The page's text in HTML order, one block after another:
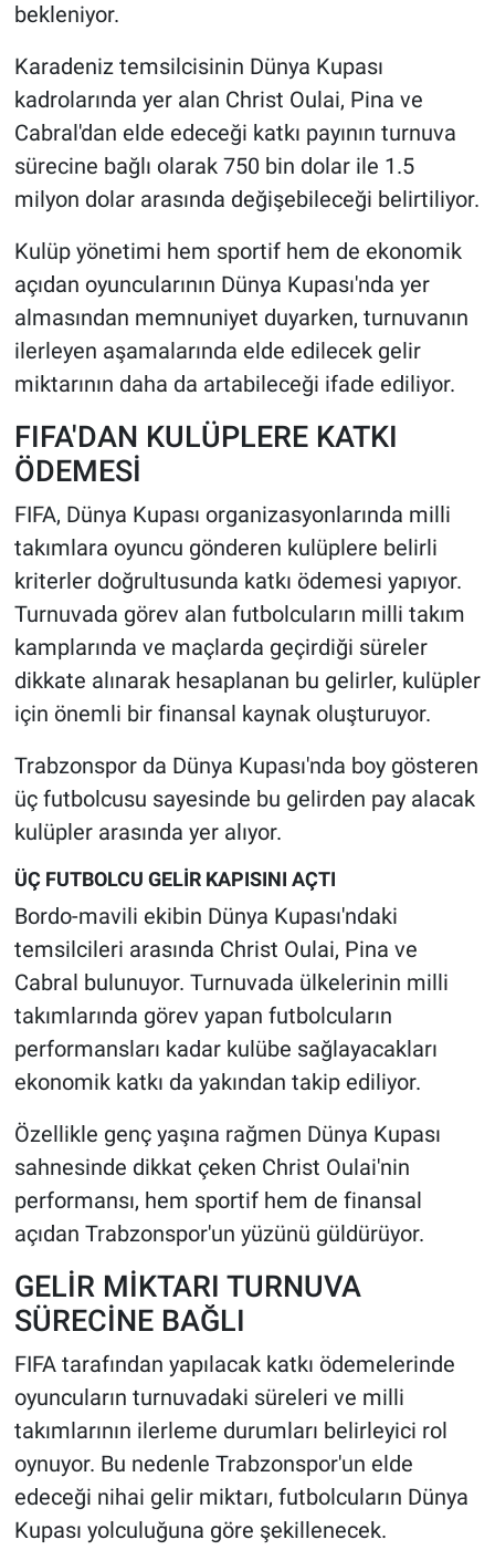
bekleniyor.
Karadeniz temsilcisinin Dünya Kupası
kadrolarında yer alan Christ Oulai, Pina ve
Cabral'dan elde edeceği katkı payının turnuva
sürecine bağlı olarak 750 bin dolar ile 1.5
milyon dolar arasında değişebileceği belirtiliyor.
Kulüp yönetimi hem sportif hem de ekonomik
açıdan oyuncularının Dünya Kupası'nda yer
almasından memnuniyet duyarken, turnuvanın
ilerleyen aşamalarında elde edilecek gelir
miktarının daha da artabileceği ifade ediliyor.
FIFA'DAN KULÜPLERE KATKI
ÖDEMESİ
FIFA, Dünya Kupası organizasyonlarında milli
takımlara oyuncu gönderen kulüplere belirli
kriterler doğrultusunda katkı ödemesi yapıyor.
Turnuvada görev alan futbolcuların milli takım
kamplarında ve maçlarda geçirdiği süreler
dikkate alınarak hesaplanan bu gelirler, kulüpler
için önemli bir finansal kaynak oluşturuyor.
Trabzonspor da Dünya Kupası'nda boy gösteren
üç futbolcusu sayesinde bu gelirden pay alacak
kulüpler arasında yer alıyor.
ÜÇ FUTBOLCU GELİR KAPISINI AÇTI
Bordo-mavili ekibin Dünya Kupası'ndaki
temsilcileri arasında Christ Oulai, Pina ve
Cabral bulunuyor. Turnuvada ülkelerinin milli
takımlarında görev yapan futbolcuların
performansları kadar kulübe sağlayacakları
ekonomik katkı da yakından takip ediliyor.
Özellikle genç yaşına rağmen Dünya Kupası
sahnesinde dikkat çeken Christ Oulai'nin
performansı, hem sportif hem de finansal
açıdan Trabzonspor'un yüzünü güldürüyor.
GELİR MİKTARI TURNUVA
SÜRECİNE BAĞLI
FIFA tarafından yapılacak katkı ödemelerinde
oyuncuların turnuvadaki süreleri ve milli
takımlarının ilerleme durumları belirleyici rol
oynuyor. Bu nedenle Trabzonspor'un elde
edeceği nihai gelir miktarı, futbolcuların Dünya
Kupası yolculuğuna göre şekillenecek.
Bilim, Teknoloji